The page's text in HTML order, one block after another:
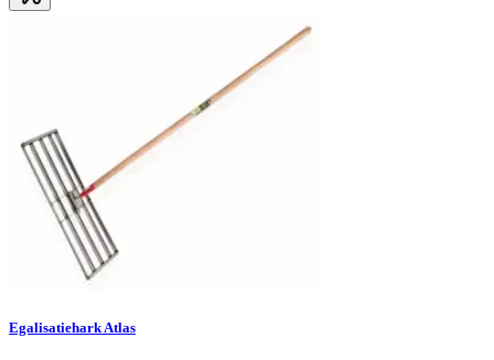
Egalisatiehark Atlas